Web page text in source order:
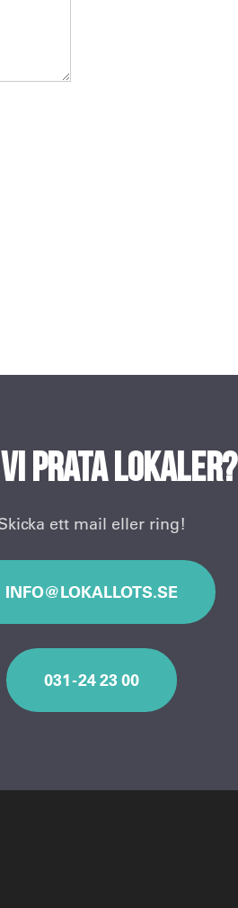
vi prata lokaler?
ett mail eller ring!
INFO@LOKALLOTS.SE
031 - 24 23 00